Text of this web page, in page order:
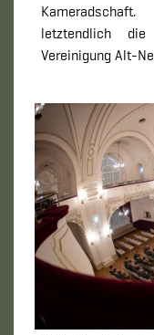
letztendlich
Vereinigung Alt-